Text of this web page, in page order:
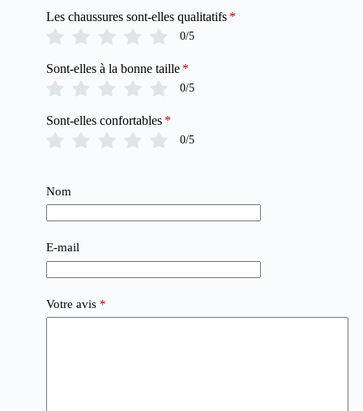
Les chaussures sont-elles qualitatifs *
0/5
Sont-elles à la bonne taille *
0/5
Sont-elles confortables *
0/5
Nom
E-mail
Votre avis *